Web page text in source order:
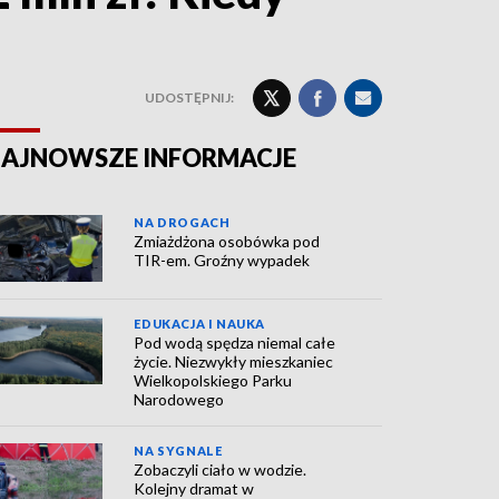
UDOSTĘPNIJ:
INFORMACJE
NA DROGACH
Zmiażdżona osobówka pod
TIR-em. Groźny wypadek
EDUKACJA I NAUKA
Pod wodą spędza niemal całe
życie. Niezwykły mieszkaniec
Wielkopolskiego Parku
Narodowego
NA SYGNALE
Zobaczyli ciało w wodzie.
Kolejny dramat w